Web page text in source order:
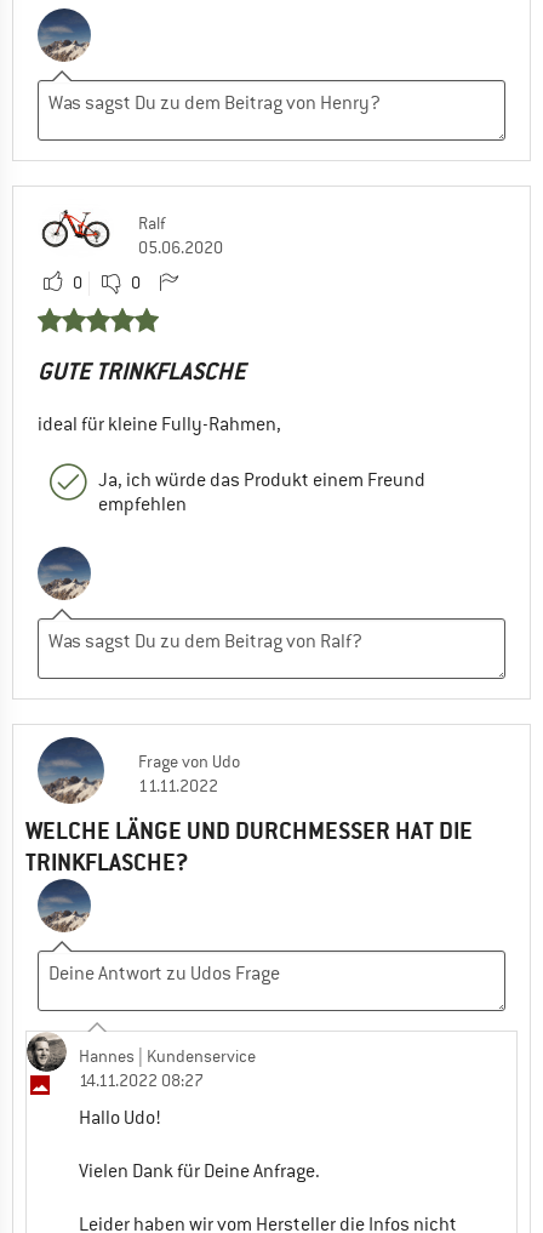
Ralf
05.06.2020
0
0
GUTE TRINKFLASCHE
ideal für kleine Fully-Rahmen,
Ja, ich würde das Produkt einem Freund
empfehlen
Fragevon Udo
11.11.2022
WELCHE LÄNGE UND DURCHMESSER HAT DIE
TRINKFLASCHE?
Hannes | Kundenservice
14.11.2022 08:27
Hallo Udo!
Vielen Dank für Deine Anfrage.
Leider haben wir vom Hersteller die Infos nicht